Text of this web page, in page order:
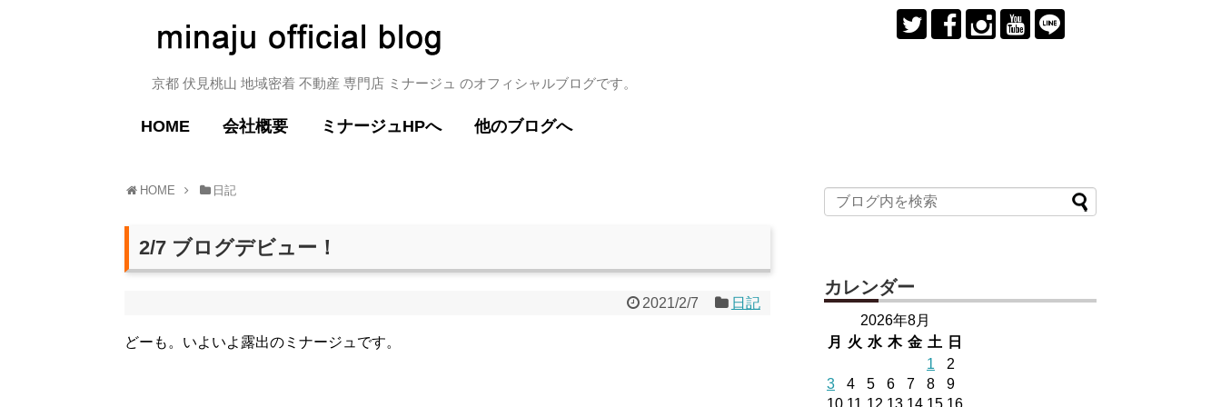
京都 伏見桃山 地域密着 不動産 専門店 ミナージュ のオフィシャルブログです。
HOME 会社概要 ミナージュHPへ 他のブログへ
HOME 日記
2/7 ブログデビュー！
2021/2/7 日記
どーも。いよいよ露出のミナージュです。
カレンダー
2026年8月
月
火 水 木 金 土 日
1
2
3
4 5 6 7 8
9
10 11 12 13 14 15 16